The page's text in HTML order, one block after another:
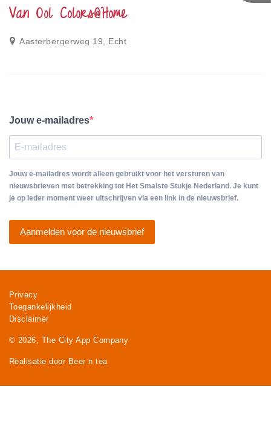
Van Ool Colors@Home
Aasterbergerweg 19, Echt
Jouw e-mailadres
Jouw e-mailadres wordt alleen gebruikt voor het versturen van
nieuwsbrieven met betrekking tot Het Smalste Stukje Nederland. Je kunt
je op ieder moment weer uitschrijven via een link in de nieuwsbrief.
Aanmelden voor de nieuwsbrief
Privacy
Toegankelijkheid
Disclaimer
© 2026, The City App Company
Realisatie door Beer n tea